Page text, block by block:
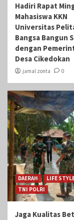
Hadiri Rapat
Mahasiswa KKN
Universitas
Bangsa Bangun
dengan
Desa Cikedokan
jamal zonta 0
DAERAH
LIFE
TNI POLRI
Jaga Kualitas